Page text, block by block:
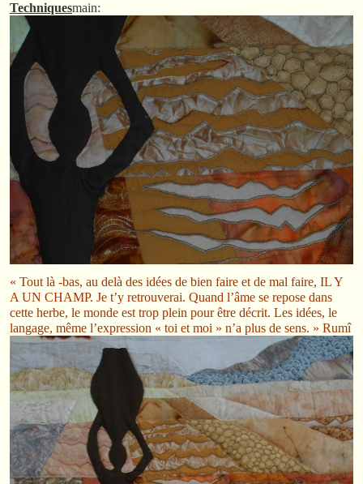
Techniquesmain:
« Tout là -bas, au delà des idées de bien faire et de mal faire, IL Y
A UN CHAMP. Je t’y retrouverai. Quand l’âme se repose dans
cette herbe, le monde est trop plein pour être décrit. Les idées, le
langage, même l’expression « toi et moi » n’a plus de sens. » Rumî